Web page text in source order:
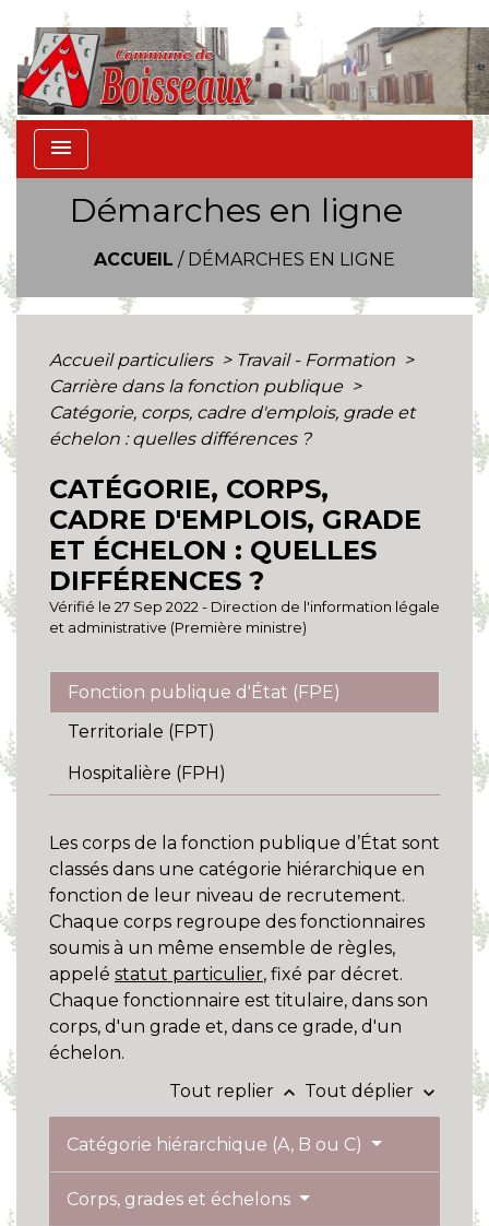
menu
Démarches en ligne
ACCUEIL / DÉMARCHES EN LIGNE
Accueil particuliers > Travail - Formation >
Carrière dans la fonction publique >
Catégorie, corps, cadre d'emplois, grade et
échelon : quelles différences ?
CATÉGORIE, CORPS,
CADRE D'EMPLOIS, GRADE
ET ÉCHELON : QUELLES
DIFFÉRENCES ?
Vérifié le 27 Sep 2022 - Direction de l'information légale
et administrative (Première ministre)
Fonction publique d'État (FPE)
Territoriale (FPT)
Hospitalière (FPH)
Les corps de la fonction publique d’État sont
classés dans une catégorie hiérarchique en
fonction de leur niveau de recrutement.
Chaque corps regroupe des fonctionnaires
soumis à un même ensemble de règles,
appelé statut particulier, fixé par décret.
Chaque fonctionnaire est titulaire, dans son
corps, d'un grade et, dans ce grade, d'un
échelon.
Tout replier keyboard_arrow_up Tout déplier keyboard_arrow_down
Catégorie hiérarchique (A, B ou C)
Corps, grades et échelons